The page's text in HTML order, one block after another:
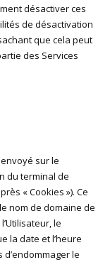
désactiver ces
de désactivation
que cela peut
des Services
sur le
du terminal de
« Cookies »). Ce
nom de domaine de
le
la date et l’heure
d’endommager le